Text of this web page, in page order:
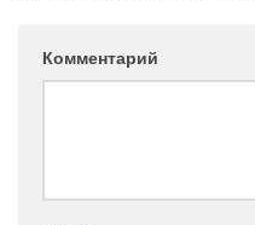
Комментарий